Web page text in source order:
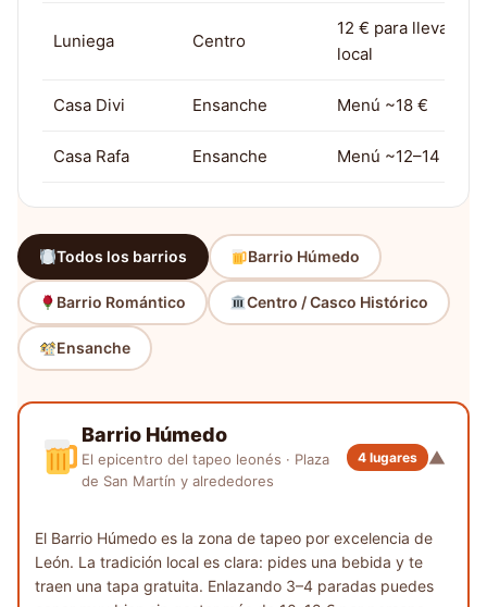
Luniega Centro
12 € para llevar /
local
Casa Divi Ensanche Menú ~18 €
Casa Rafa Ensanche Menú ~12–14 €
Todos los barrios Barrio Húmedo
Barrio Romántico Centro / Casco Histórico
Ensanche
Barrio Húmedo
El epicentro del tapeo leonés · Plaza
de San Martín y alrededores
4 lugares ▼
El Barrio Húmedo es la zona de tapeo por excelencia de
León. La tradición local es clara: pides una bebida y te
traen una tapa gratuita. Enlazando 3–4 paradas puedes